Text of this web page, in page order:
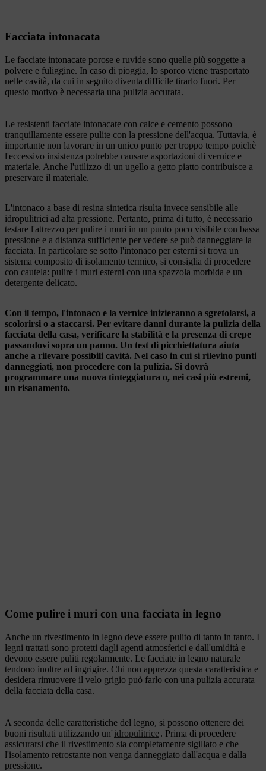
Facciata intonacata
Le facciate intonacate porose e ruvide sono quelle più soggette a
polvere e fuliggine. In caso di pioggia, lo sporco viene trasportato
nelle cavità, da cui in seguito diventa difficile tirarlo fuori. Per
questo motivo è necessaria una pulizia accurata.
Le resistenti facciate intonacate con calce e cemento possono
tranquillamente essere pulite con la pressione dell'acqua. Tuttavia, è
importante non lavorare in un unico punto per troppo tempo poichè
l'eccessivo insistenza potrebbe causare asportazioni di vernice e
materiale. Anche l'utilizzo di un ugello a getto piatto contribuisce a
preservare il materiale.
L'intonaco a base di resina sintetica risulta invece sensibile alle
idropulitrici ad alta pressione. Pertanto, prima di tutto, è necessario
testare l'attrezzo per pulire i muri in un punto poco visibile con bassa
pressione e a distanza sufficiente per vedere se può danneggiare la
facciata. In particolare se sotto l'intonaco per esterni si trova un
sistema composito di isolamento termico, si consiglia di procedere
con cautela: pulire i muri esterni con una spazzola morbida e un
detergente delicato.
Con il tempo, l'intonaco e la vernice inizieranno a sgretolarsi, a
scolorirsi o a staccarsi. Per evitare danni durante la pulizia della
facciata della casa, verificare la stabilità e la presenza di crepe
passandovi sopra un panno. Un test di picchiettatura aiuta
anche a rilevare possibili cavità. Nel caso in cui si rilevino punti
danneggiati, non procedere con la pulizia. Si dovrà
programmare una nuova tinteggiatura o, nei casi più estremi,
un risanamento.
Come pulire i muri con una facciata in legno
Anche un rivestimento in legno deve essere pulito di tanto in tanto. I
legni trattati sono protetti dagli agenti atmosferici e dall'umidità e
devono essere puliti regolarmente. Le facciate in legno naturale
tendono inoltre ad ingrigire. Chi non apprezza questa caratteristica e
desidera rimuovere il velo grigio può farlo con una pulizia accurata
della facciata della casa.
A seconda delle caratteristiche del legno, si possono ottenere dei
buoni risultati utilizzando un' idropulitrice. Prima di procedere
assicurarsi che il rivestimento sia completamente sigillato e che
l'isolamento retrostante non venga danneggiato dall'acqua e dalla
pressione.